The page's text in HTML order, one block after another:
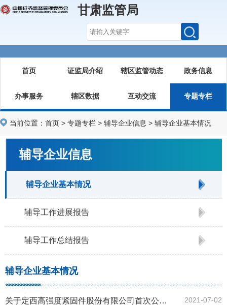
甘肃监管局
首页 证监局介绍 辖区监管动态 政务信息
办事服务 辖区数据 互动交流 专题专栏
当前位置： 首页 > 专题专栏 > 辅导企业信息 > 辅导企业基本情况
辅导企业信息
辅导企业基本情况
辅导工作进展报告
辅导工作总结报告
辅导企业基本情况
关于定西高强度紧固件股份有限公司首次公开发行股票并上市辅导备案申请报告 2021-07-02